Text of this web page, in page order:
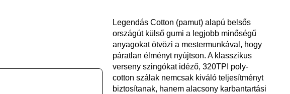
Legendás Cotton (pamut) alapú belsős
országút külső gumi a legjobb minőségű
anyagokat ötvözi a mestermunkával, hogy
páratlan élményt nyújtson. A klasszikus
verseny szingókat idéző, 320TPI poly-
cotton szálak nemcsak kiváló teljesítményt
biztosítanak, hanem alacsony karbantartási